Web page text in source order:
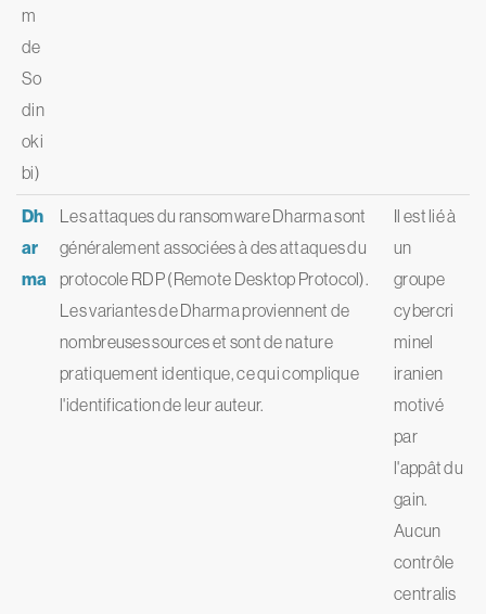
m
de
So
din
oki
bi)
Dh
ar
ma
Les attaques du ransomware Dharma sont
généralement associées à des attaques du
protocole RDP (Remote Desktop Protocol).
Les variantes de Dharma proviennent de
nombreuses sources et sont de nature
pratiquement identique, ce qui complique
l'identification de leur auteur.
Il est lié à
un
groupe
cybercri
minel
iranien
motivé
par
l'appât du
gain.
Aucun
contrôle
centralis